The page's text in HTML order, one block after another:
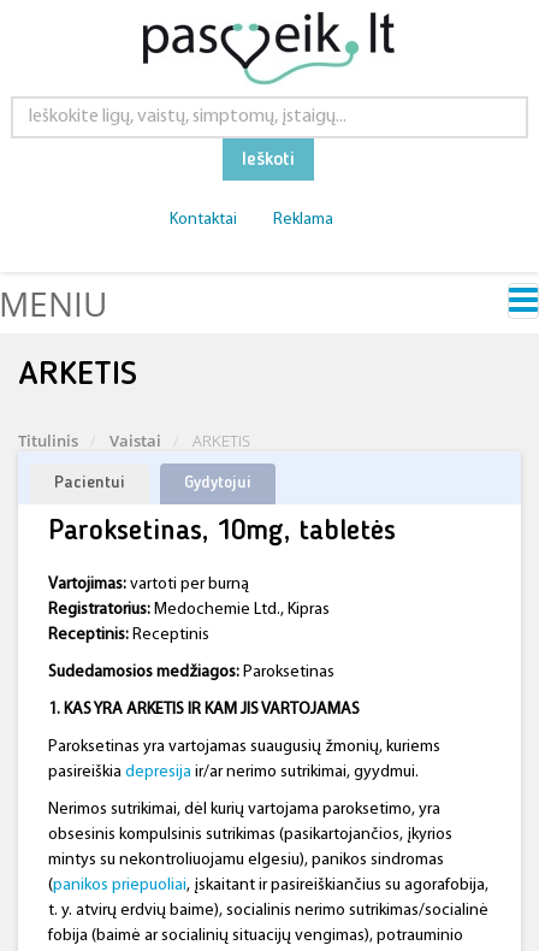
Ieškoti
Kontaktai Reklama
MENIU
ARKETIS
Titulinis Vaistai ARKETIS
Pacientui Gydytojui
Paroksetinas, 10mg, tabletės
Vartojimas: vartoti per burną
Registratorius: Medochemie Ltd., Kipras
Receptinis: Receptinis
Sudedamosios medžiagos: Paroksetinas
1. KAS YRA ARKETIS IR KAM JIS VARTOJAMAS
Paroksetinas yra vartojamas suaugusių žmonių, kuriems
pasireiškia depresija ir/ar nerimo sutrikimai, gyydmui.
Nerimos sutrikimai, dėl kurių vartojama paroksetimo, yra
obsesinis kompulsinis sutrikimas (pasikartojančios, įkyrios
mintys su nekontroliuojamu elgesiu), panikos sindromas
(panikos priepuoliai, įskaitant ir pasireiškiančius su agorafobija,
t. y. atvirų erdvių baime), socialinis nerimo sutrikimas/socialinė
fobija (baimė ar socialinių situacijų vengimas), potrauminio